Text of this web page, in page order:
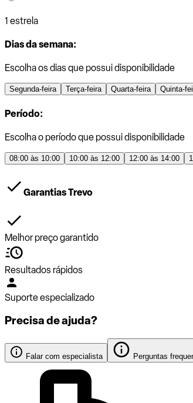
1 estrela
Dias da semana:
Escolha os dias que possui disponibilidade
Segunda-feira Terça-feira Quarta-feira Quinta-
Período:
Escolha o período que possui disponibilidade
08:00 às 10:00 10:00 às 12:00 12:00 às 14:00
Garantias Trevo
Melhor preço garantido
Resultados rápidos
Suporte especializado
Precisa de ajuda?
Falar com especialista Perguntas